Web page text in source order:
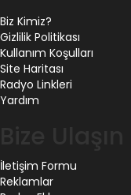
Biz Kimiz?
Gizlilik Politikası
Kullanım Koşulları
Site Haritası
Radyo Linkleri
Yardım
İletişim Formu
Reklamlar